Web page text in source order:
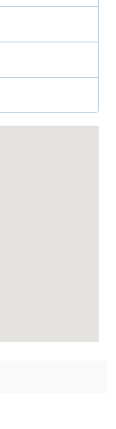
港内にはたこ焼きや
、ブランド店やお土
楽しめる空港です。